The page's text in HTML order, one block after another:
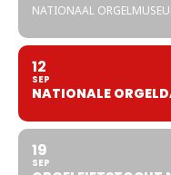
NATIONAAL
12
SEP
NATIONALE
19
SEP